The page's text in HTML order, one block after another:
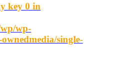
key 0 in
wp-
single-